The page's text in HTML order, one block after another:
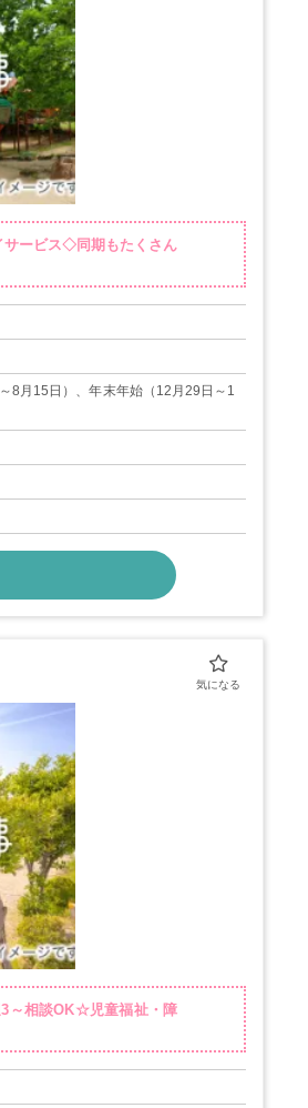
サービス◇同期もたくさん
8月15日）、年末年始（12月29日～1
～相談OK☆児童福祉・障